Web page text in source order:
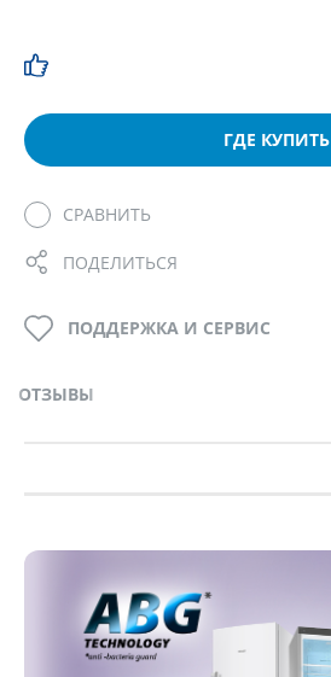
ГДЕ КУПИТЬ
СРАВНИТЬ
ПОДЕЛИТЬСЯ
ОТЗЫВЫ
ПОДДЕРЖКА И СЕРВИС